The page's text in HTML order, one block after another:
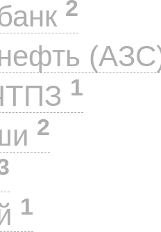
2
1
2
1